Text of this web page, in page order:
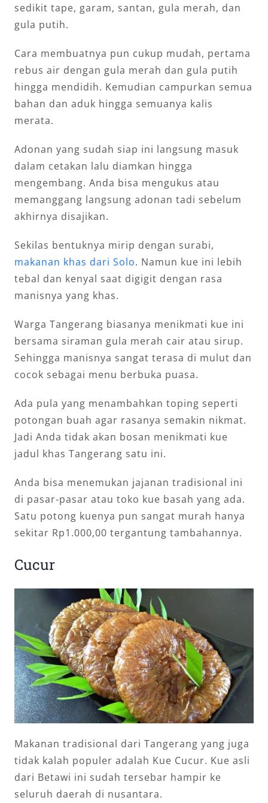
sedikit tape, garam, santan, gula merah, dan
gula putih.
Cara membuatnya pun cukup mudah, pertama
rebus air dengan gula merah dan gula putih
hingga mendidih. Kemudian campurkan semua
bahan dan aduk hingga semuanya kalis
merata.
Adonan yang sudah siap ini langsung masuk
dalam cetakan lalu diamkan hingga
mengembang. Anda bisa mengukus atau
memanggang langsung adonan tadi sebelum
akhirnya disajikan.
Sekilas bentuknya mirip dengan surabi,
makanan khas dari Solo. Namun kue ini lebih
tebal dan kenyal saat digigit dengan rasa
manisnya yang khas.
Warga Tangerang biasanya menikmati kue ini
bersama siraman gula merah cair atau sirup.
Sehingga manisnya sangat terasa di mulut dan
cocok sebagai menu berbuka puasa.
Ada pula yang menambahkan toping seperti
potongan buah agar rasanya semakin nikmat.
Jadi Anda tidak akan bosan menikmati kue
jadul khas Tangerang satu ini.
Anda bisa menemukan jajanan tradisional ini
di pasar-pasar atau toko kue basah yang ada.
Satu potong kuenya pun sangat murah hanya
sekitar Rp1.000,00 tergantung tambahannya.
Cucur
Makanan tradisional dari Tangerang yang juga
tidak kalah populer adalah Kue Cucur. Kue asli
dari Betawi ini sudah tersebar hampir ke
seluruh daerah di nusantara.